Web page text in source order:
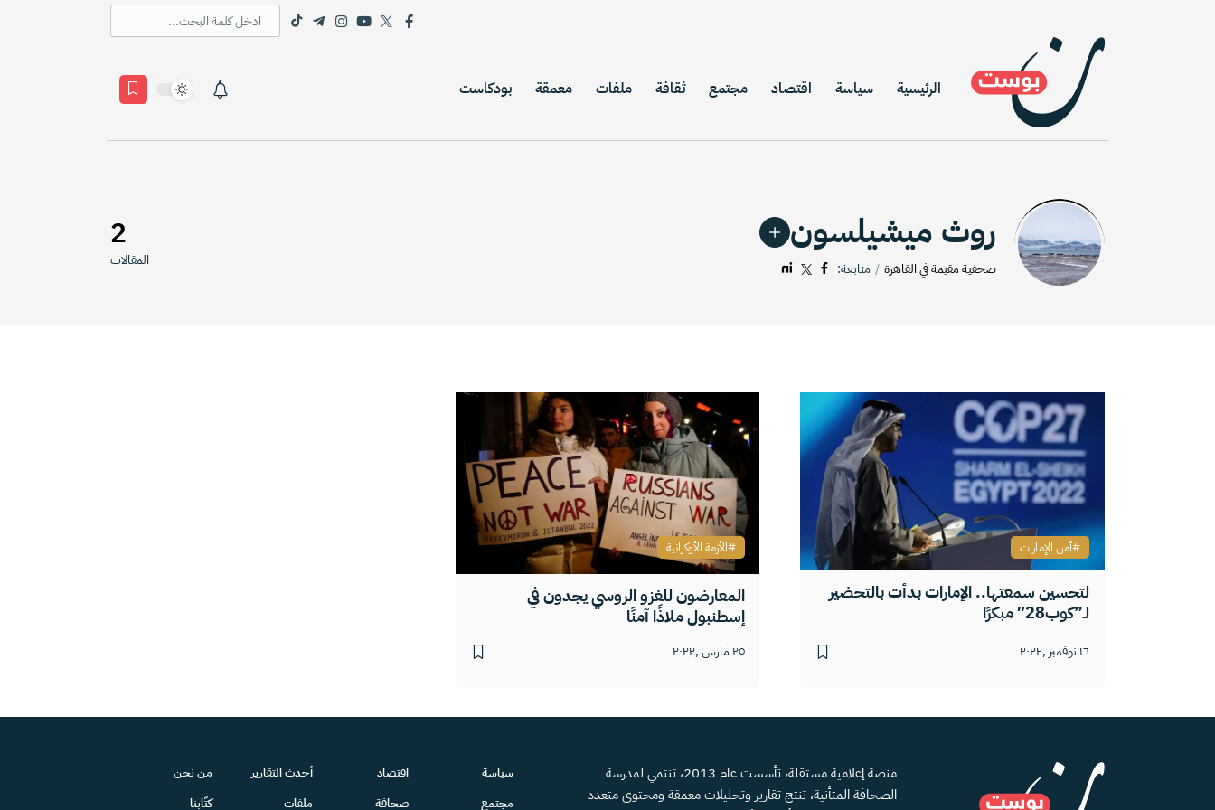
الرئيسية سياسة اقتصاد مجتمع ثقافة ملفات معمقة بودكاست
روث ميشيلسون
صحفية مقيمة في القاهرة متابعة:
2
المقالات
لتحسين سمعتها.. الإمارات بدأت بالتحضير
لـ”كوب28″ مبكرًا
١٦ نوفمبر ,٢٠٢٢
أمن الإمارات
المعارضون للغزو الروسي يجدون في
إسطنبول ملاذًا آمنًا
٢٥ مارس ,٢٠٢٢
الأزمة الأوكرانية
منصة إعلامية مستقلة، تأسست عام 2013، تنتمي لمدرسة
الصحافة المتأنية، تنتج تقارير وتحليلات معمقة ومحتوى متعدد
سياسة
مجتمع
اقتصاد
صحافة
أحدث التقارير
ملفات
من نحن
كتّابنا